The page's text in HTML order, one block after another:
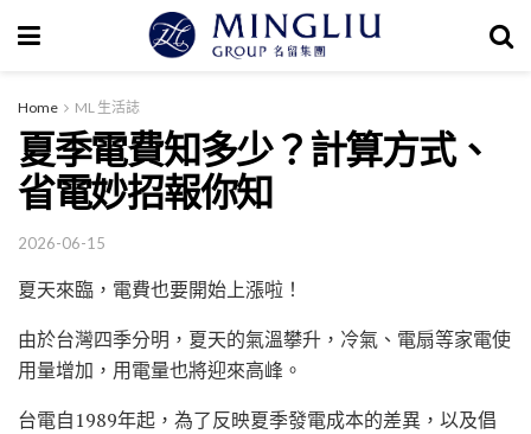
Home ML 生活誌
夏季電費知多少？計算方式、
省電妙招報你知
2026-06-15
夏天來臨，電費也要開始上漲啦！
由於台灣四季分明，夏天的氣溫攀升，冷氣、電扇等家電使
用量增加，用電量也將迎來高峰。
台電自1989年起，為了反映夏季發電成本的差異，以及倡